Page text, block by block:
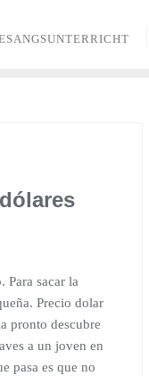
Para sacar la
Precio dolar
pronto descubre
a un joven en
pasa es que no